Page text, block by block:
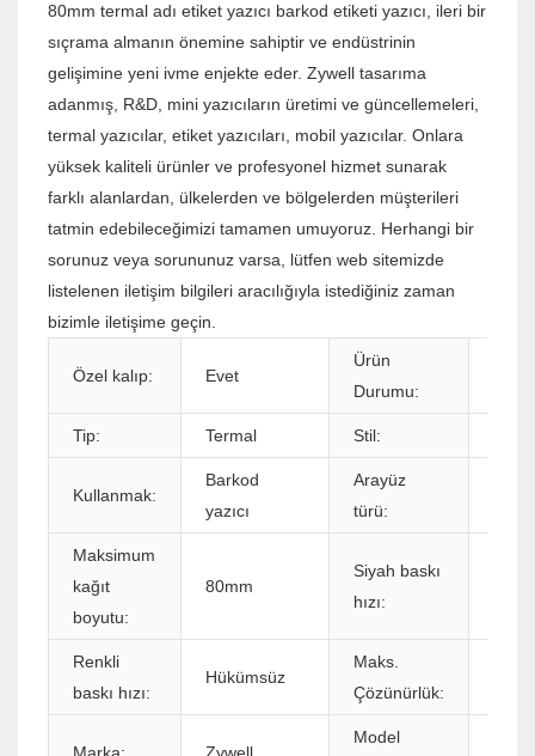
80mm termal adı etiket yazıcı barkod etiketi yazıcı, ileri bir
sıçrama almanın önemine sahiptir ve endüstrinin
gelişimine yeni ivme enjekte eder. Zywell tasarıma
adanmış, R&D, mini yazıcıların üretimi ve güncellemeleri,
termal yazıcılar, etiket yazıcıları, mobil yazıcılar. Onlara
yüksek kaliteli ürünler ve profesyonel hizmet sunarak
farklı alanlardan, ülkelerden ve bölgelerden müşterileri
tatmin edebileceğimizi tamamen umuyoruz. Herhangi bir
sorunuz veya sorununuz varsa, lütfen web sitemizde
listelenen iletişim bilgileri aracılığıyla istediğiniz zaman
bizimle iletişime geçin.
Özel kalıp: Evet
Ürün
Durumu:
Tip: Termal Stil:
Kullanmak:
Barkod
yazıcı
Arayüz
türü:
Maksimum
kağıt
boyutu:
80mm
Siyah baskı
hızı:
Renkli
baskı hızı:
Hükümsüz
Maks.
Çözünürlük:
Model